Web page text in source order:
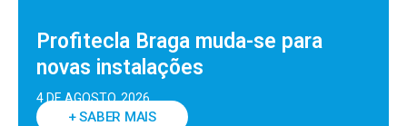
Profitecla Braga muda-se para
novas instalações
4 DE AGOSTO, 2026
+ SABER MAIS